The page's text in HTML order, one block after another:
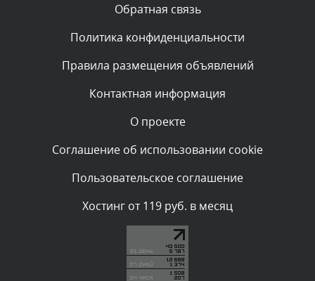
Комментарий проверяется
администратором.
Комментарий проверяется
администратором.
Комментарий проверяется
Текст комментария будет виден после проверки
Обратная связь
Политика конфиденциальности
Правила размещения объявлений
Контактная информация
О проекте
Соглашение об использовании cookie
Пользовательское соглашение
Хостинг от 119 руб. в месяц